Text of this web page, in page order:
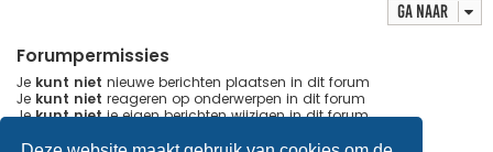
Ga naar
Forumpermissies
Je kunt niet nieuwe berichten plaatsen in dit forum
Je kunt niet reageren op onderwerpen in dit forum
Jekunt nietje eigen berichten wijzigen in dit forum